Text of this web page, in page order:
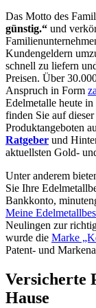
Das Motto des
günstig.“ und
Kundengeldern
schnell zu liefern
Preisen. Über
Anspruch in Form
Edelmetalle heute
finden Sie auf
Produktangeboten
Ratgeber und
aktuellsten Gold-
Unter anderem
Sie Ihre
Bankkonto,
Meine
Neulingen zur
wurde die Marke
Patent- und
Versicherte
Hause